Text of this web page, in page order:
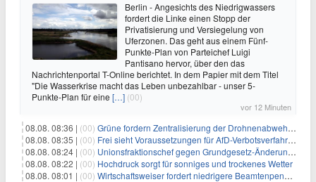
Berlin - Angesichts des Niedrigwassers
fordert die Linke einen Stopp der
Privatisierung und Versiegelung von
Uferzonen. Das geht aus einem Fünf-
Punkte-Plan von Parteichef Luigi
Pantisano hervor, über den das
Nachrichtenportal T-Online berichtet. In dem Papier mit dem Titel
"Die Wasserkrise macht das Leben unbezahlbar - unser 5-
Punkte-Plan für eine […] (00)
vor 12 Minuten
08.08. 08:36 | (00) Grüne fordern Zentralisierung der Drohnenabwehr bei Bundespolizei
08.08. 08:35 | (00) Frei sieht Voraussetzungen für AfD-Verbotsverfahren nicht gegeben
08.08. 08:24 | (00) Unionsfraktionschef gegen Grundgesetz-Änderung für queere Rechte
08.08. 08:22 | (00) Hochdruck sorgt für sonniges und trockenes Wetter
08.08. 08:01 | (00) Wirtschaftsweiser fordert niedrigere Beamtenpensionen